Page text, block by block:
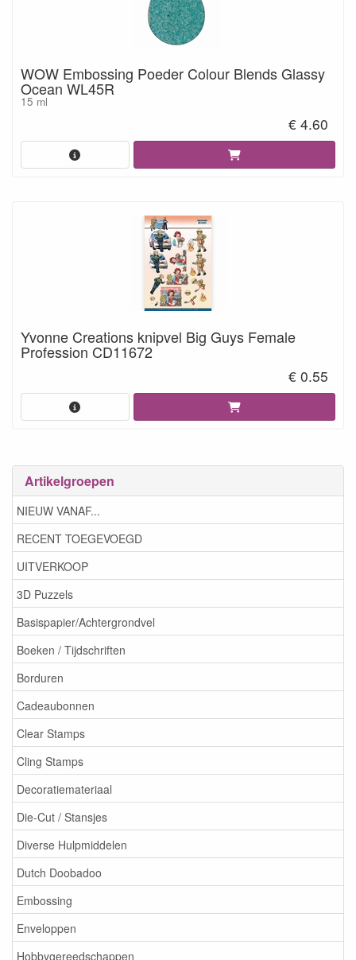
Artikelgroepen
NIEUW VANAF...
RECENT TOEGEVOEGD
UITVERKOOP
3D Puzzels
Basispapier/Achtergrondvel
Boeken / Tijdschriften
Borduren
Cadeaubonnen
Clear Stamps
Cling Stamps
Decoratiemateriaal
Die-Cut / Stansjes
Diverse Hulpmiddelen
Dutch Doobadoo
Embossing
Enveloppen
Hobbygereedschappen
WOW Embossing Poeder Colour Blends Glassy
Ocean WL45R
15 ml
€ 4.60
Yvonne Creations knipvel Big Guys Female
Profession CD11672
€ 0.55